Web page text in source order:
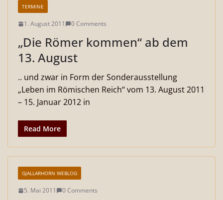
TERMINE
1. August 2011 0 Comments
„Die Römer kommen“ ab dem
13. August
.. und zwar in Form der Sonderausstellung
„Leben im Römischen Reich“ vom 13. August 2011
– 15. Januar 2012 in
Read More
GJALLARHORN WEBLOG
5. Mai 2011 0 Comments